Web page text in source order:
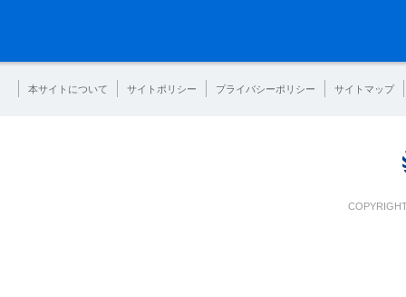
本サイトについて サイトポリシー プライバシーポリシー サイトマップ